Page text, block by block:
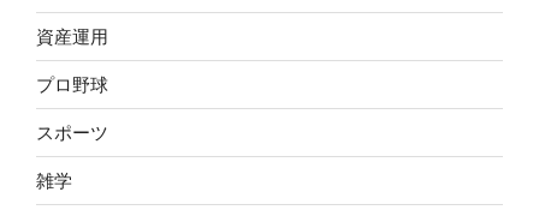
資産運用
プロ野球
スポーツ
雑学